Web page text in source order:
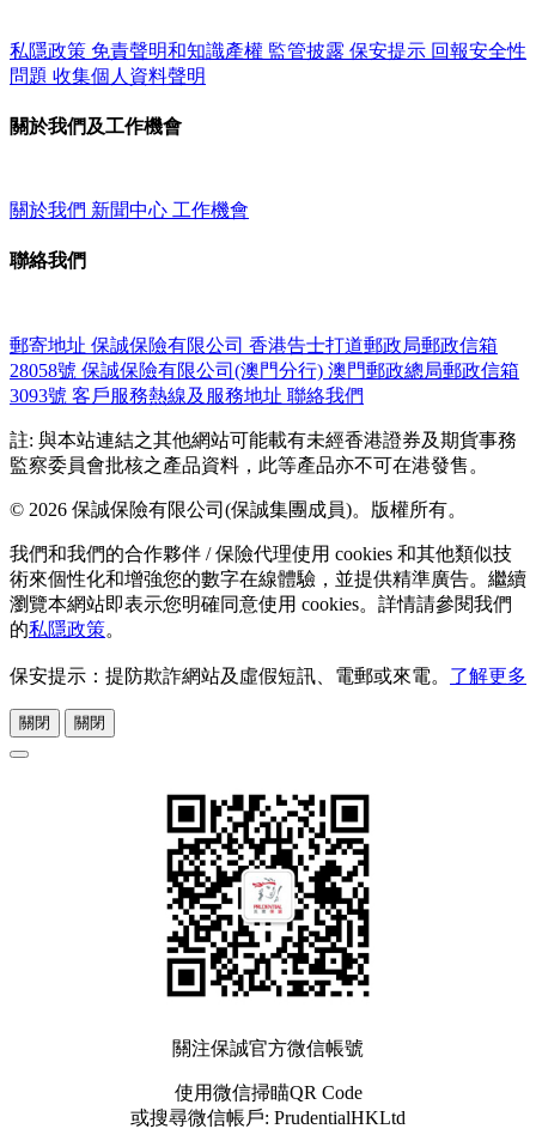
私隱政策 免責聲明和知識產權 監管披露 保安提示 回報安全性
問題 收集個人資料聲明
關於我們及工作機會
關於我們 新聞中心 工作機會
聯絡我們
郵寄地址 保誠保險有限公司 香港告士打道郵政局郵政信箱
28058號 保誠保險有限公司(澳門分行) 澳門郵政總局郵政信箱
3093號 客戶服務熱線及服務地址 聯絡我們
註: 與本站連結之其他網站可能載有未經香港證券及期貨事務
監察委員會批核之產品資料，此等產品亦不可在港發售。
© 2026 保誠保險有限公司(保誠集團成員)。版權所有。
我們和我們的合作夥伴 / 保險代理使用 cookies 和其他類似技
術來個性化和增強您的數字在線體驗，並提供精準廣告。繼續
瀏覽本網站即表示您明確同意使用 cookies。詳情請參閱我們
的私隱政策。
保安提示：提防欺詐網站及虛假短訊、電郵或來電。 了解更多
關閉 關閉
關注保誠官方微信帳號
使用微信掃瞄QR Code
或搜尋微信帳戶: PrudentialHKLtd